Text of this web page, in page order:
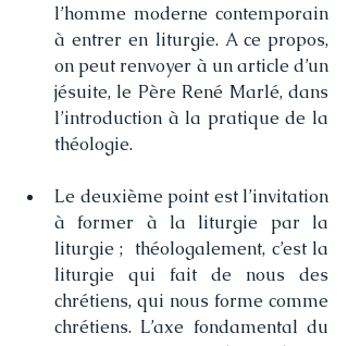
l’homme moderne contemporain
à entrer en liturgie. A ce propos,
on peut renvoyer à un article d’un
jésuite, le Père René Marlé, dans
l’introduction à la pratique de la
théologie.
Le deuxième point est l’invitation
à former à la liturgie par la
liturgie ;  théologalement, c’est la
liturgie qui fait de nous des
chrétiens, qui nous forme comme
chrétiens. L’axe fondamental du